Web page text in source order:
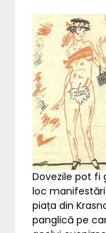
Dovezile pot fi
loc manifestări
piața din
panglică pe